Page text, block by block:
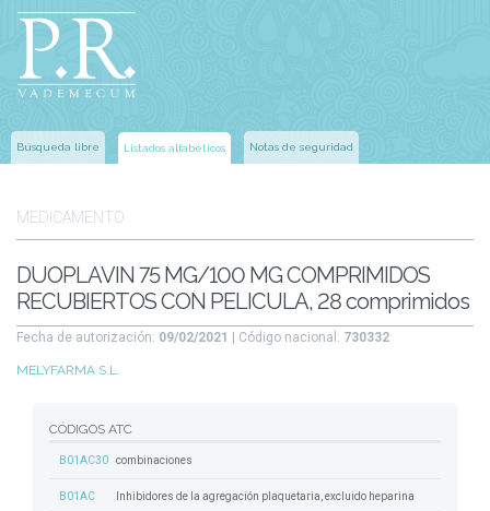
Búsqueda libre Listados alfabéticos Notas de seguridad
MEDICAMENTO
DUOPLAVIN 75 MG/100 MG COMPRIMIDOS
RECUBIERTOS CON PELICULA, 28 comprimidos
Fecha de autorización: 09/02/2021 | Código nacional: 730332
MELYFARMA S.L.
CÓDIGOS ATC
B01AC30 combinaciones
B01AC Inhibidores de la agregación plaquetaria, excluido heparina